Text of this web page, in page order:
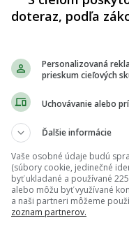
za zmenu
doteraz, podľa
Personalizovaná
prieskum cieľových
Uchovávanie alebo
Ďalšie informácie
Vaše osobné údaje budú
(súbory cookie, jedinečné
byť ukladané a používané
alebo môžu byť využívané
a naši partneri môžeme
zoznam partnerov.